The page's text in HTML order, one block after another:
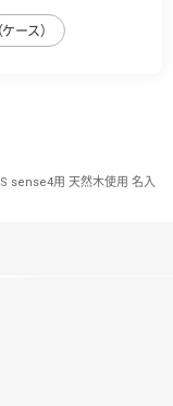
ース）
sense4用 天然木使用 名入